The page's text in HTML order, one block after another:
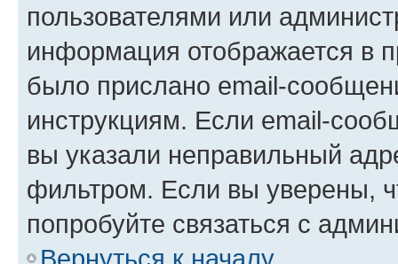
пользователями или
информация отображается в
было прислано email-
инструкциям. Если email-
вы указали неправильный
фильтром. Если вы уверены,
попробуйте связаться с
Вернуться к началу